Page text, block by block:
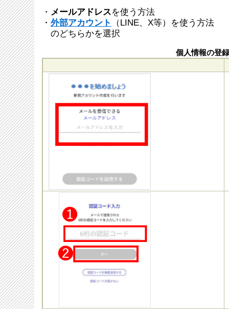
・ メールアドレスを使う方法
・ 外部アカウント
（LINE、X等）を使う方法
のどちらかを選択
個人情報の登